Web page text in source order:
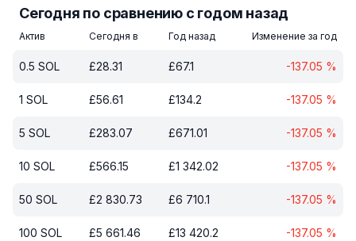
Сегодня по сравнению с годом назад
Актив Сегодня в Год назад Изменение за год
0.5 SOL £28.31 £67.1 -137.05 %
1 SOL £56.61 £134.2 -137.05 %
5 SOL £283.07 £671.01 -137.05 %
10 SOL £566.15 £1 342.02 -137.05 %
50 SOL £2 830.73 £6 710.1 -137.05 %
100 SOL £5 661.46 £13 420.2 -137.05 %